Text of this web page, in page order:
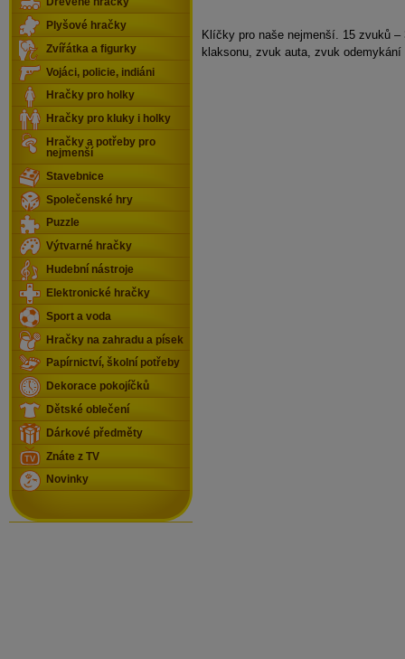
Klíčky pro naše nejmenší. 15 zvuků
klaksonu, zvuk auta, zvuk
Plyšové hračky
Zvířátka a figurky
Vojáci, policie, indiáni
Hračky pro holky
Hračky pro kluky i holky
Hračky a potřeby pro
nejmenší
Stavebnice
Společenské hry
Puzzle
Výtvarné hračky
Hudební nástroje
Elektronické hračky
Sport a voda
Hračky na zahradu a písek
Papírnictví, školní potřeby
Dekorace pokojíčků
Dětské oblečení
Dárkové předměty
Znáte z TV
Novinky